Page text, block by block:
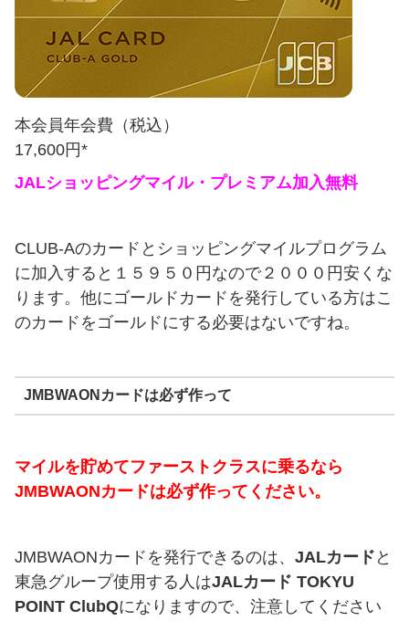
本会員年会費（税込）
17,600円*
JALショッピングマイル・プレミアム加入無料
CLUB-Aのカードとショッピングマイルプログラム
に加入すると１５９５０円なので２０００円安くな
ります。他にゴールドカードを発行している方はこ
のカードをゴールドにする必要はないですね。
JMBWAONカードは必ず作って
マイルを貯めてファーストクラスに乗るなら
JMBWAONカードは必ず作ってください。
JMBWAONカードを発行できるのは、 JALカード と
東急グループ使用する人はJALカード TOKYU
POINT ClubQになりますので、注意してください